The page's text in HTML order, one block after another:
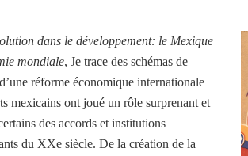
dans le développement: le Mexique
mondiale, Je trace des schémas de
réforme économique internationale
mexicains ont joué un rôle surprenant et
des accords et institutions
du XXe siècle. De la création de la